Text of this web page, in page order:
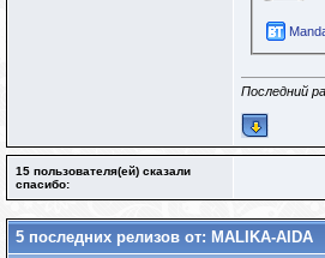
Последний
15 пользователя(ей) сказали
cпасибо:
5 последних релизов от: MALIKA-AIDA